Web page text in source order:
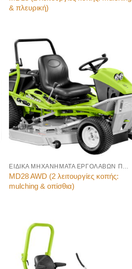
& πλευρική)
MD28 AWD (2 λειτουργίες κοπής:
mulching & οπίσθια)